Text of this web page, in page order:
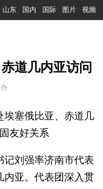
山东 国内 国际 图片 视频
道几内亚访问
塞俄比亚、赤道几
友好关系
刘强率济南市代表
内亚。代表团深入贯